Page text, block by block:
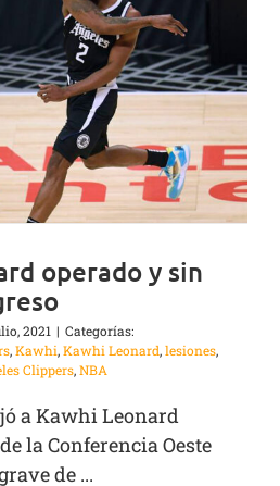
operado y sin
2021 | Categorías:
,Kawhi,Kawhi Leonard,lesiones,
Clippers,NBA
a Kawhi Leonard
la Conferencia Oeste
de ...